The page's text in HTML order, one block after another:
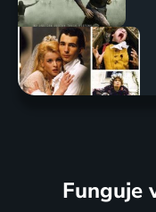
Funguje